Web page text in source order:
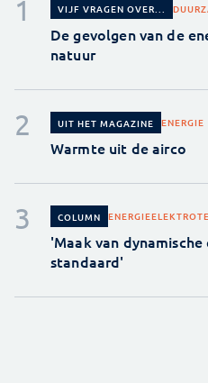
VIJF VRAGEN OVER...
De gevolgen van de
natuur
UIT HET MAGAZINE ENERGIE
Warmte uit de airco
COLUMN ENERGIE
'Maak van
standaard'